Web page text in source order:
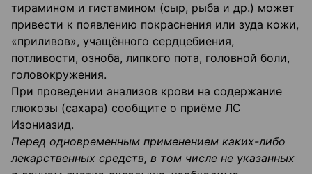
тирамином и гистамином (сыр, рыба и др.) может
привести к появлению покраснения или зуда кожи,
«приливов», учащённого сердцебиения,
потливости, озноба, липкого пота, головной боли,
головокружения.
При проведении анализов крови на содержание
глюкозы (сахара) сообщите о приёме ЛС
Изониазид.
Перед одновременным применением каких-либо
лекарственных средств, в том числе не указанных